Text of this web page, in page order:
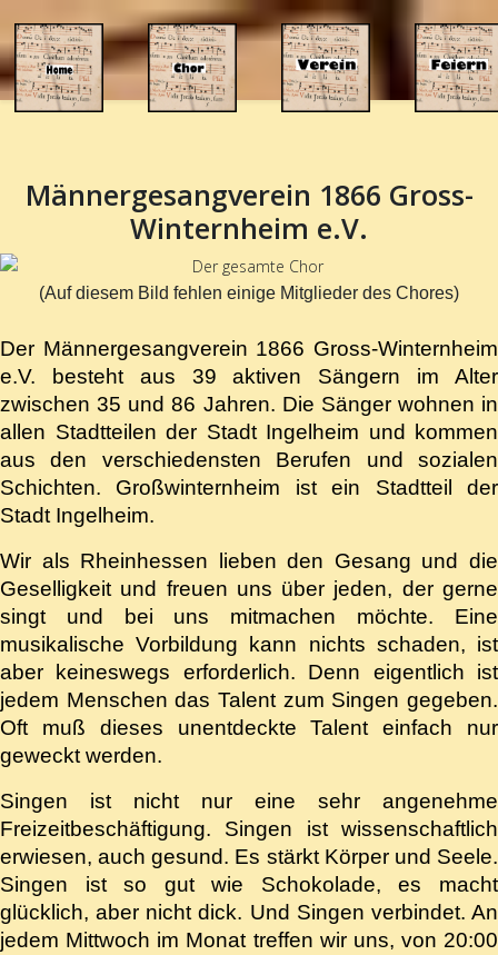
Männergesangverein 1866 Gross-
Winternheim e.V.
(Auf diesem Bild fehlen einige Mitglieder des Chores)
Der Männergesangverein 1866 Gross-Winternheim
e.V. besteht aus 39 aktiven Sängern im Alter
zwischen 35 und 86 Jahren. Die Sänger wohnen in
allen Stadtteilen der Stadt Ingelheim und kommen
aus den verschiedensten Berufen und sozialen
Schichten. Großwinternheim ist ein Stadtteil der
Stadt Ingelheim.
Wir als Rheinhessen lieben den Gesang und die
Geselligkeit und freuen uns über jeden, der gerne
singt und bei uns mitmachen möchte. Eine
musikalische Vorbildung kann nichts schaden, ist
aber keineswegs erforderlich. Denn eigentlich ist
jedem Menschen das Talent zum Singen gegeben.
Oft muß dieses unentdeckte Talent einfach nur
geweckt werden.
Singen ist nicht nur eine sehr angenehme
Freizeitbeschäftigung. Singen ist wissenschaftlich
erwiesen, auch gesund. Es stärkt Körper und Seele.
Singen ist so gut wie Schokolade, es macht
glücklich, aber nicht dick. Und Singen verbindet. An
jedem Mittwoch im Monat treffen wir uns, von 20:00